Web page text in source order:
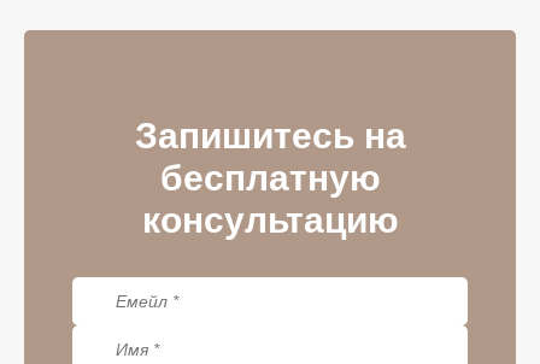
Запишитесь на
бесплатную
консультацию